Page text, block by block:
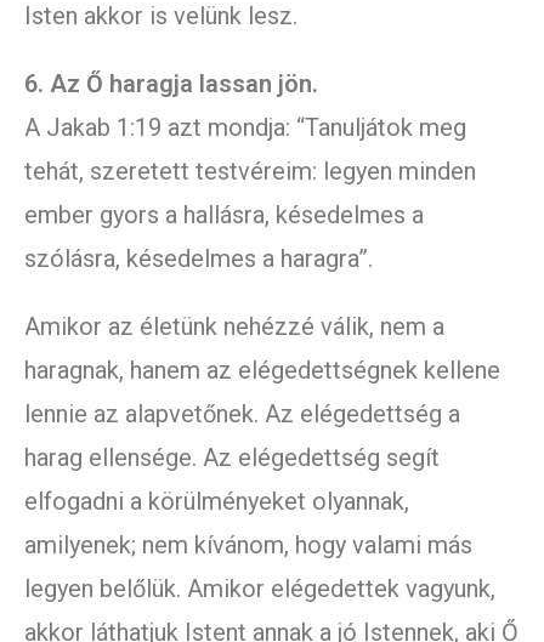
Isten akkor is velünk lesz.
6. Az Ő haragja lassan jön.
A Jakab 1:19 azt mondja: “Tanuljátok meg
tehát, szeretett testvéreim: legyen minden
ember gyors a hallásra, késedelmes a
szólásra, késedelmes a haragra”.
Amikor az életünk nehézzé válik, nem a
haragnak, hanem az elégedettségnek kellene
lennie az alapvetőnek. Az elégedettség a
harag ellensége. Az elégedettség segít
elfogadni a körülményeket olyannak,
amilyenek; nem kívánom, hogy valami más
legyen belőlük. Amikor elégedettek vagyunk,
akkor láthatjuk Istent annak a jó Istennek, aki Ő